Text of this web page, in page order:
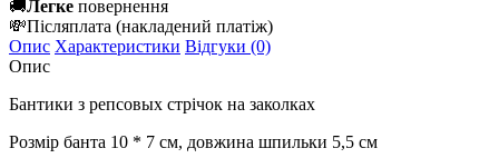
🚚Легке повернення
💸Післяплата (накладений платіж)
Опис Характеристики Відгуки (0)
Опис
Бантики з репсовых стрічок на заколках
Розмір банта 10 * 7 см, довжина шпильки 5,5 см